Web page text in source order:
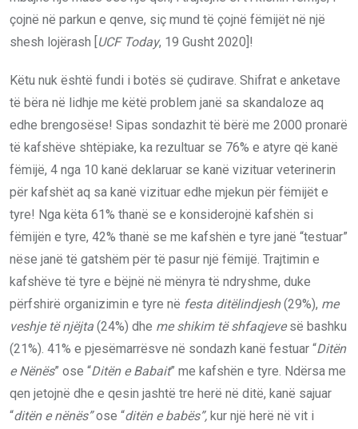
çojnë në parkun e qenve, siç mund të çojnë fëmijët në një
shesh lojërash [UCF Today, 19 Gusht 2020]!
Këtu nuk është fundi i botës së çudirave. Shifrat e anketave
të bëra në lidhje me këtë problem janë sa skandaloze aq
edhe brengosëse! Sipas sondazhit të bërë me 2000 pronarë
të kafshëve shtëpiake, ka rezultuar se 76% e atyre që kanë
fëmijë, 4 nga 10 kanë deklaruar se kanë vizituar veterinerin
për kafshët aq sa kanë vizituar edhe mjekun për fëmijët e
tyre! Nga këta 61% thanë se e konsiderojnë kafshën si
fëmijën e tyre, 42% thanë se me kafshën e tyre janë “testuar”
nëse janë të gatshëm për të pasur një fëmijë. Trajtimin e
kafshëve të tyre e bëjnë në mënyra të ndryshme, duke
përfshirë organizimin e tyre në festa ditëlindjesh(29%), me
veshje të njëjta (24%) dhe me shikim të shfaqjevesë bashku
(21%). 41% e pjesëmarrësve në sondazh kanë festuar “Ditën
e Nënës” ose “Ditën e Babait” me kafshën e tyre. Ndërsa me
qen jetojnë dhe e qesin jashtë tre herë në ditë, kanë sajuar
“ditën e nënës”ose “ditën e babës”, kur një herë në vit i